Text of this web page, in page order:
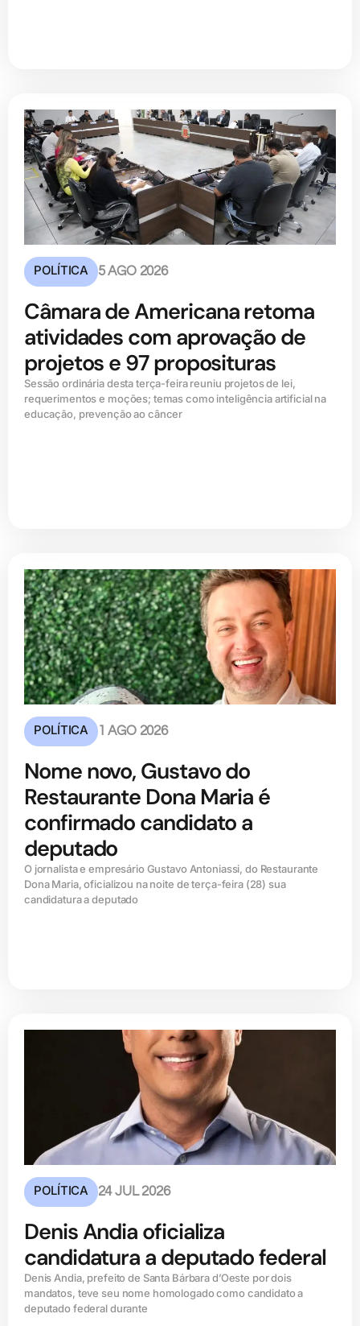
POLÍTICA 5 AGO 2026
Câmara de Americana retoma
atividades com aprovação de
projetos e 97 proposituras
Sessão ordinária desta terça-feira reuniu projetos de lei,
requerimentos e moções; temas como inteligência artificial na
educação, prevenção ao câncer
POLÍTICA 1 AGO 2026
Nome novo, Gustavo do
Restaurante Dona Maria é
confirmado candidato a
deputado
O jornalista e empresário Gustavo Antoniassi, do Restaurante
Dona Maria, oficializou na noite de terça-feira (28) sua
candidatura a deputado
POLÍTICA 24 JUL 2026
Denis Andia oficializa
candidatura a deputado federal
Denis Andia, prefeito de Santa Bárbara d’Oeste por dois
mandatos, teve seu nome homologado como candidato a
deputado federal durante